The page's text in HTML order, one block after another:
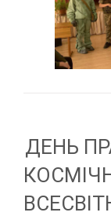
ДЕНЬ